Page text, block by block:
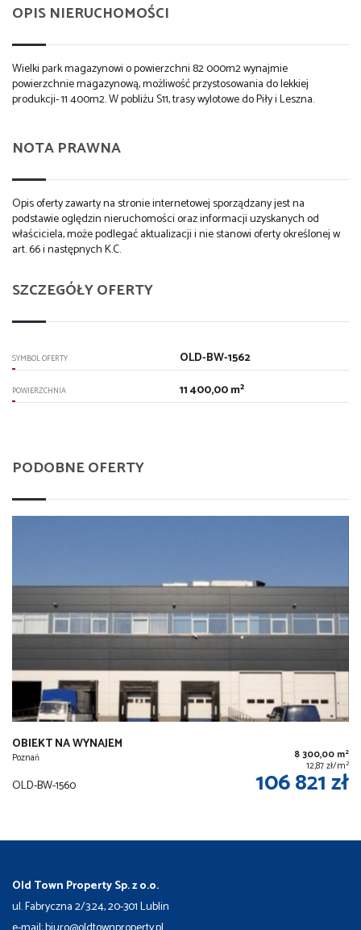
OPIS NIERUCHOMOŚCI
Wielki park magazynowi o powierzchni 82 000m2 wynajmie
powierzchnie magazynową, możliwość przystosowania do lekkiej
produkcji- 11 400m2. W pobliżu S11, trasy wylotowe do Piły i Leszna.
NOTA PRAWNA
Opis oferty zawarty na stronie internetowej sporządzany jest na
podstawie oględzin nieruchomości oraz informacji uzyskanych od
właściciela, może podlegać aktualizacji i nie stanowi oferty określonej w
art. 66 i następnych K.C.
SZCZEGÓŁY OFERTY
SYMBOL OFERTY OLD-BW-1562
POWIERZCHNIA 11 400,00 m²
PODOBNE OFERTY
OBIEKT NA WYNAJEM
Poznań 8 300,00 m2
12,87 zł/m2
OLD-BW-1560 106 821 zł
Old Town Property Sp. z o.o.
ul. Fabryczna 2/3.24, 20-301 Lublin